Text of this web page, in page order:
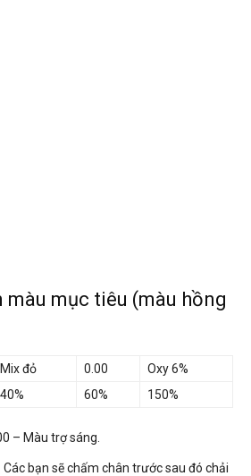
màu mục tiêu (màu hồng
Mix đỏ 0.00
Oxy 6%
40% 60% 150%
– Màu trợ sáng.
Các bạn sẽ chấm chân trước sau đó chải